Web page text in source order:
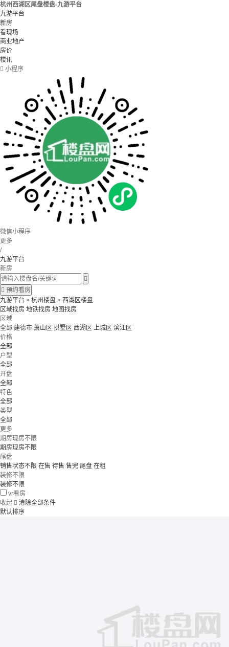
杭州西湖区尾盘楼盘-九游平台
九游平台
新房
看现场
商业地产
房价
楼讯
 小程序
微信小程序
更多
/
九游平台
新房

 预约看房
九游平台 > 杭州楼盘 > 西湖区楼盘
区域找房 地铁找房 地图找房
区域
全部 建德市 萧山区 拱墅区 西湖区 上城区 滨江区
价格
全部
户型
全部
开盘
全部
特色
全部
类型
全部
更多
期房现房不限
期房现房不限
尾盘
销售状态不限 在售 待售 售完 尾盘 在租
装修不限
装修不限
vr看房
收起  清除全部条件
默认排序